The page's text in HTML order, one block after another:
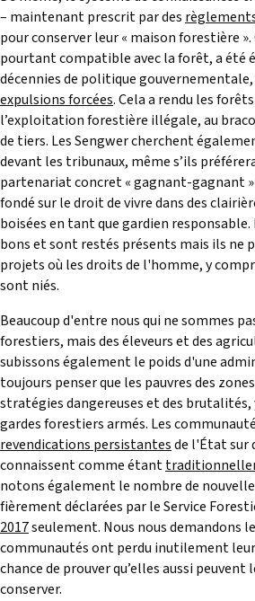
– maintenant prescrit par des
pour conserver leur « maison forestière ».
pourtant compatible avec la forêt, a été
décennies de politique
expulsions forcées. Cela a rendu les
l’exploitation forestière illégale, au
de tiers. Les Sengwer cherchent
devant les tribunaux, même s’ils
partenariat concret « gagnant-gagnant »
fondé sur le droit de vivre dans des
boisées en tant que gardien responsable.
bons et sont restés présents mais ils ne
projets où les droits de l'homme, y
sont niés.
Beaucoup d'entre nous qui ne sommes
forestiers, mais des éleveurs et des
subissons également le poids d'une
toujours penser que les pauvres des
stratégies dangereuses et des brutalités,
gardes forestiers armés. Les
revendications persistantesde l'État sur
connaissent comme étant
notons également le nombre de
fièrement déclarées par le Service
2017seulement. Nous nous demandons
communautés ont perdu inutilement
chance de prouver qu’elles aussi
conserver.